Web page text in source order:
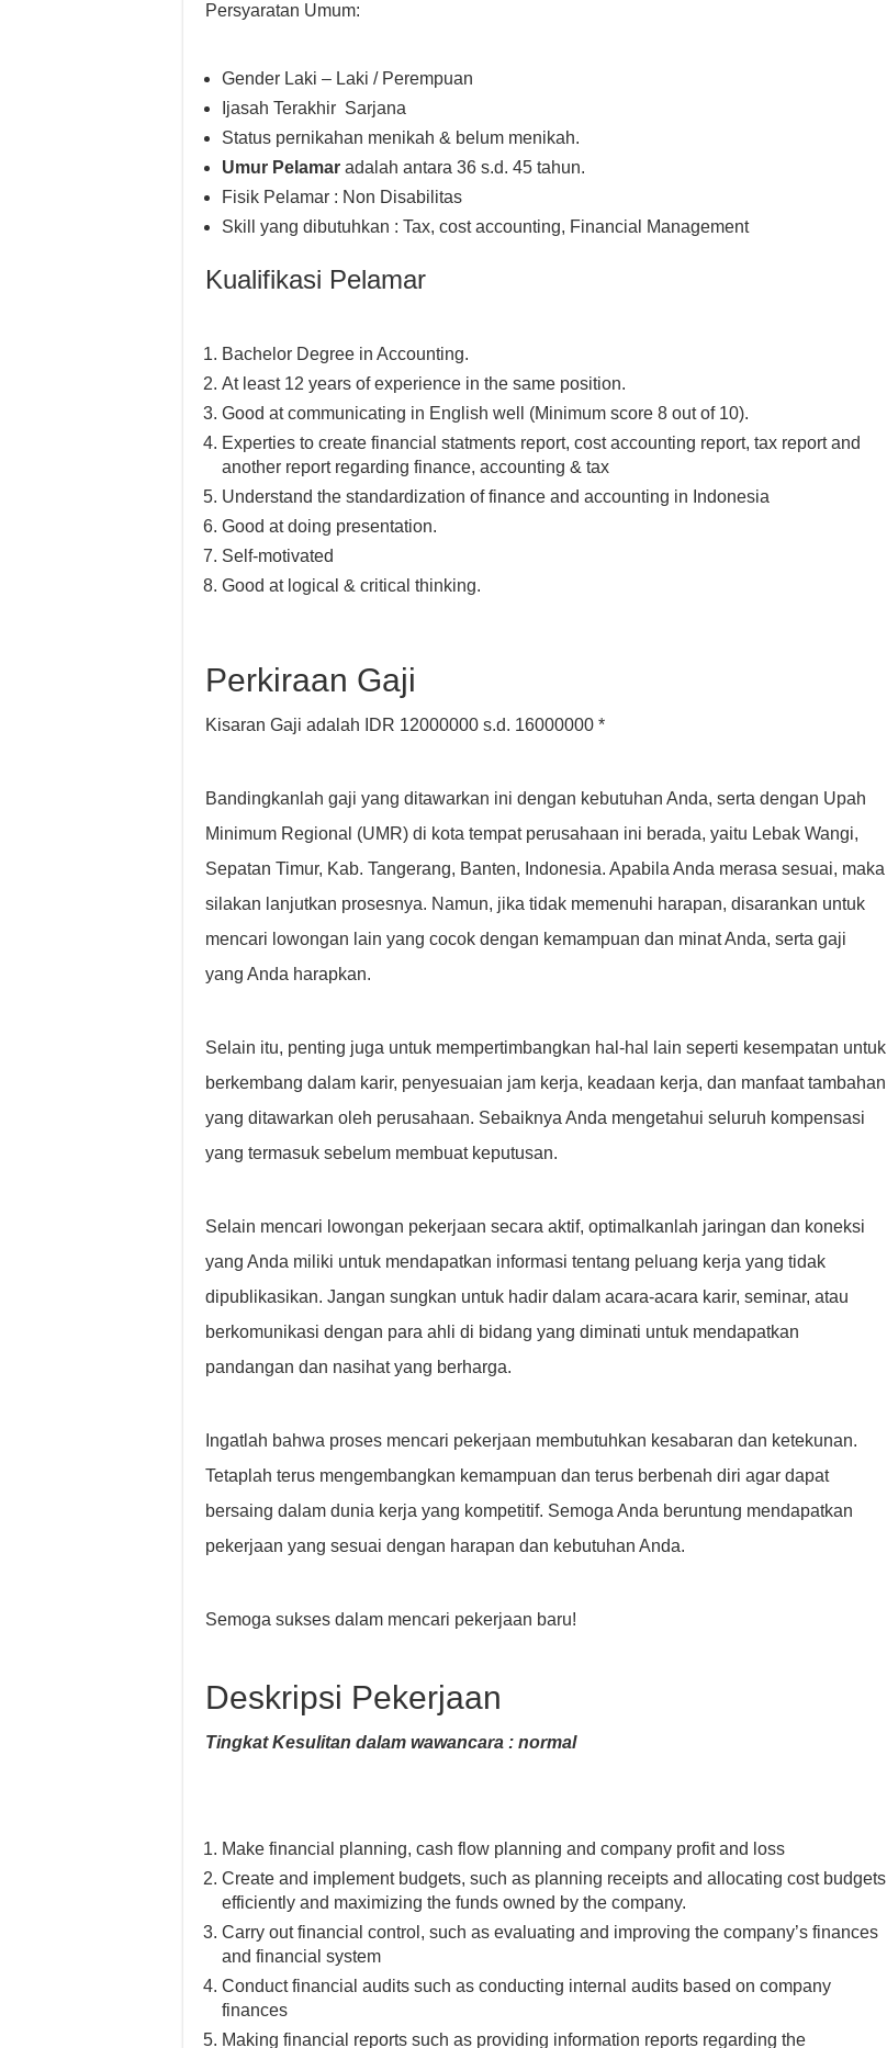
Persyaratan Umum:
Gender Laki – Laki / Perempuan
Ijasah Terakhir Sarjana
Status pernikahan menikah & belum menikah.
Umur Pelamar adalah antara 36 s.d. 45 tahun.
Fisik Pelamar : Non Disabilitas
Skill yang dibutuhkan : Tax, cost accounting, Financial Management
Kualifikasi Pelamar
Bachelor Degree in Accounting.
At least 12 years of experience in the same position.
Good at communicating in English well (Minimum score 8 out of 10).
Experties to create financial statments report, cost accounting report, tax report and
another report regarding finance, accounting & tax
Understand the standardization of finance and accounting in Indonesia
Good at doing presentation.
Self-motivated
Good at logical & critical thinking.
Perkiraan Gaji
Kisaran Gaji adalah IDR 12000000 s.d. 16000000 *
Bandingkanlah gaji yang ditawarkan ini dengan kebutuhan Anda, serta dengan Upah
Minimum Regional (UMR) di kota tempat perusahaan ini berada, yaitu Lebak Wangi,
Sepatan Timur, Kab. Tangerang, Banten, Indonesia. Apabila Anda merasa sesuai, maka
silakan lanjutkan prosesnya. Namun, jika tidak memenuhi harapan, disarankan untuk
mencari lowongan lain yang cocok dengan kemampuan dan minat Anda, serta gaji
yang Anda harapkan.
Selain itu, penting juga untuk mempertimbangkan hal-hal lain seperti kesempatan untuk
berkembang dalam karir, penyesuaian jam kerja, keadaan kerja, dan manfaat tambahan
yang ditawarkan oleh perusahaan. Sebaiknya Anda mengetahui seluruh kompensasi
yang termasuk sebelum membuat keputusan.
Selain mencari lowongan pekerjaan secara aktif, optimalkanlah jaringan dan koneksi
yang Anda miliki untuk mendapatkan informasi tentang peluang kerja yang tidak
dipublikasikan. Jangan sungkan untuk hadir dalam acara-acara karir, seminar, atau
berkomunikasi dengan para ahli di bidang yang diminati untuk mendapatkan
pandangan dan nasihat yang berharga.
Ingatlah bahwa proses mencari pekerjaan membutuhkan kesabaran dan ketekunan.
Tetaplah terus mengembangkan kemampuan dan terus berbenah diri agar dapat
bersaing dalam dunia kerja yang kompetitif. Semoga Anda beruntung mendapatkan
pekerjaan yang sesuai dengan harapan dan kebutuhan Anda.
Semoga sukses dalam mencari pekerjaan baru!
Deskripsi Pekerjaan
Tingkat Kesulitan dalam wawancara : normal
Make financial planning, cash flow planning and company profit and loss
Create and implement budgets, such as planning receipts and allocating cost budgets
efficiently and maximizing the funds owned by the company.
Carry out financial control, such as evaluating and improving the company’s finances
and financial system
Conduct financial audits such as conducting internal audits based on company
finances
Making financial reports such as providing information reports regarding the